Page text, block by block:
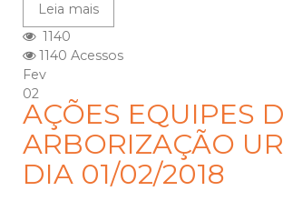
Leia mais
1140
1140 Acessos
Fev
02
AÇÕES EQUIPES
ARBORIZAÇÃO
DIA 01/02/2018